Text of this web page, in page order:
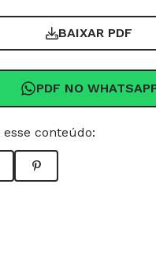
BAIXAR PDF
PDF NO
conteúdo: